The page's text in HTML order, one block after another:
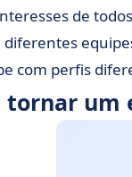
de
com perfis
tornar um